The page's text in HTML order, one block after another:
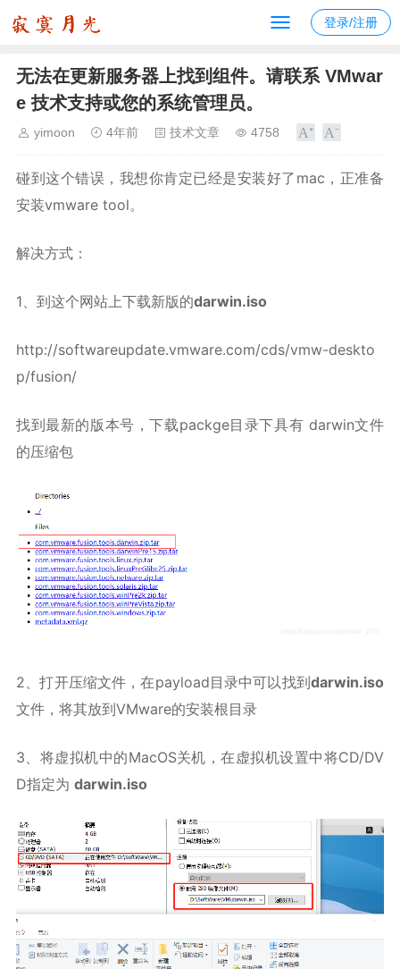
登录/注册
无法在更新服务器上找到组件。请联系 VMwar
e 技术支持或您的系统管理员。
yimoon 4年前 技术文章 4758
碰到这个错误，我想你肯定已经是安装好了mac，正准备
安装vmware tool。
解决方式：
1、到这个网站上下载新版的darwin.iso
http://softwareupdate.vmware.com/cds/vmw-deskto
p/fusion/
找到最新的版本号，下载packge目录下具有 darwin文件
的压缩包
2、打开压缩文件，在payload目录中可以找到darwin.iso
文件，将其放到VMware的安装根目录
3、将虚拟机中的MacOS关机，在虚拟机设置中将CD/DV
D指定为 darwin.iso